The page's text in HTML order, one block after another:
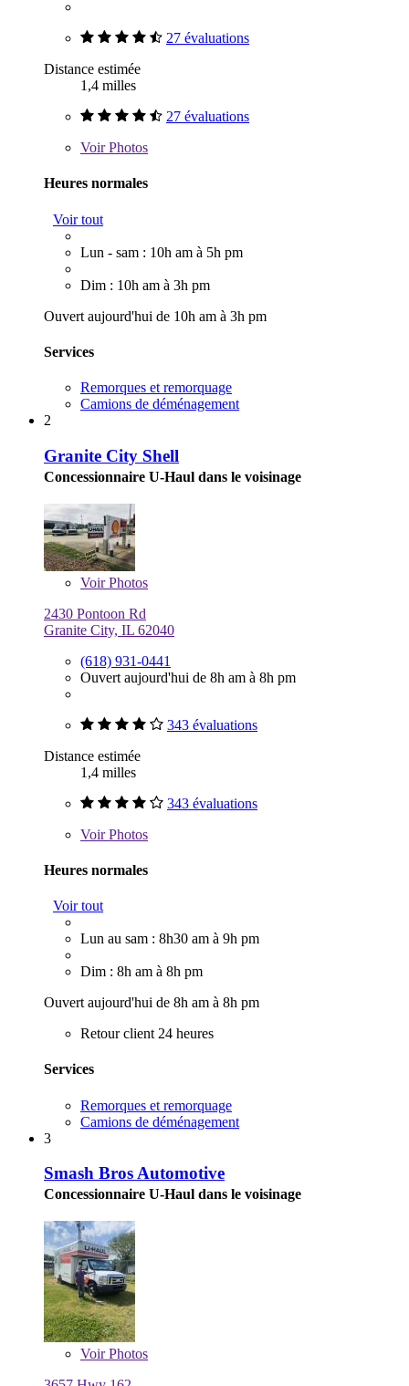
27 évaluations
Distance estimée
1,4 milles
27 évaluations
VoirPhotos
Heures normales
Voir tout
Lun - sam : 10h am à 5h pm
Dim : 10h am à 3h pm
Ouvert aujourd'hui de 10h am à 3h pm
Services
Remorques et remorquage
Camions de déménagement
2
Granite City Shell
Concessionnaire U-Haul dans le voisinage
VoirPhotos
2430 Pontoon Rd
Granite City, IL 62040
(618) 931-0441
Ouvert aujourd'hui de 8h am à 8h pm
343 évaluations
Distance estimée
1,4 milles
343 évaluations
VoirPhotos
Heures normales
Voir tout
Lun au sam : 8h30 am à 9h pm
Dim : 8h am à 8h pm
Ouvert aujourd'hui de 8h am à 8h pm
Retour client 24 heures
Services
Remorques et remorquage
Camions de déménagement
3
Smash Bros Automotive
Concessionnaire U-Haul dans le voisinage
VoirPhotos